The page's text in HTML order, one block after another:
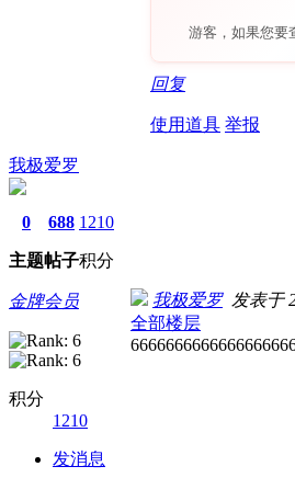
游客，如果您要
回复
使用道具 举报
我极爱罗
0
主题
688
帖子
1210
积分
金牌会员
积分
1210
发消息
我极爱罗发表于
全部楼层